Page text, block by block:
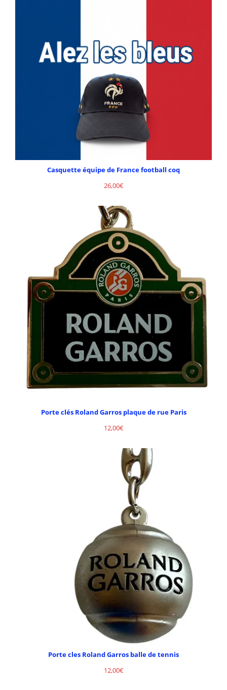
Casquette équipe de France football coq
26,00€
Porte clés Roland Garros plaque de rue Paris
12,00€
Porte cles Roland Garros balle de tennis
12,00€